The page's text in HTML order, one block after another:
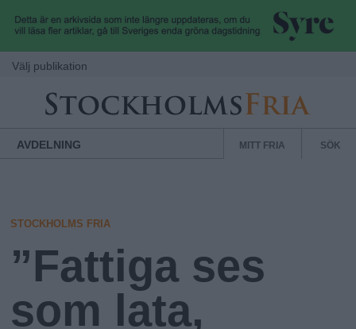
Hoppa till huvudinnehåll
Välj publikation
S
o
AVDELNING
d
ä
MITT FRIA SÖK
STOCKHOLMS FRIA
”Fattiga ses
som lata,